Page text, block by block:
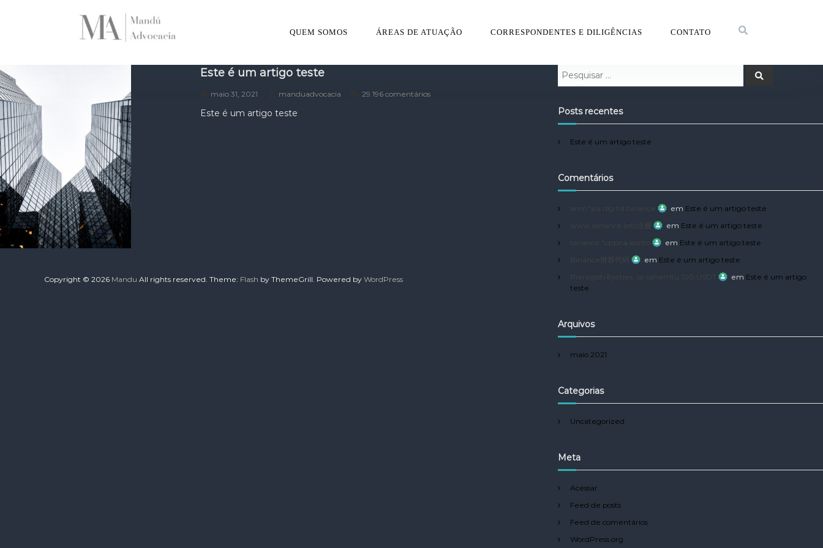
QUEM SOMOS ÁREAS DE ATUAÇÃO CORRESPONDENTES E DILIGÊNCIAS CONTATO
Este é um artigo teste
maio 31, 2021 manduadvocacia 29.196 comentários
Este é um artigo teste Posts recentes
Este é um artigo teste
Comentários
anm"ala dig till binance em Este é um artigo teste
www.binance.info注册
em Este é um artigo teste
binance "oppna konto
em Este é um artigo teste
Binance推荐代码
em Este é um artigo teste
Pieregistrējieties, lai sanemtu 100 USDT
em Este é um artigo
teste
Arquivos
maio 2021
Categorias
Uncategorized
Meta
Acessar
Feed de posts
Feed de comentários
WordPress.org
Copyright © 2026 Mandu All rights reserved. Theme: Flash by ThemeGrill. Powered by WordPress